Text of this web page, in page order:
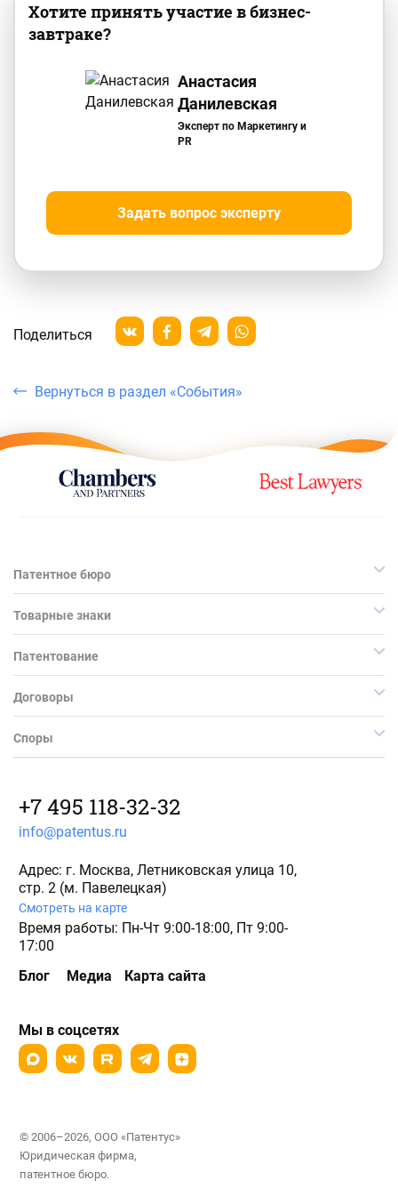
Хотите принять участие в бизнес-
завтраке?
Анастасия
Данилевская
Эксперт по Маркетингу и
PR
Задать вопрос эксперту
Поделиться
Вернуться в раздел «События»
Патентное бюро
Товарные знаки
Патентование
Договоры
Споры
+7 495 118-32-32
info@patentus.ru
Адрес: г. Москва, Летниковская улица 10,
стр. 2 (м. Павелецкая)
Смотреть на карте
Время работы: Пн-Чт 9:00-18:00, Пт 9:00-
17:00
Блог
Медиа Карта сайта
Мы в соцсетях
© 2006–2026, ООО «Патентус»
Юридическая фирма,
патентное бюро.